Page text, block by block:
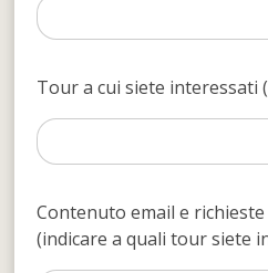
Tour a cui siete interessati
Contenuto email e richieste
(indicare a quali tour siete